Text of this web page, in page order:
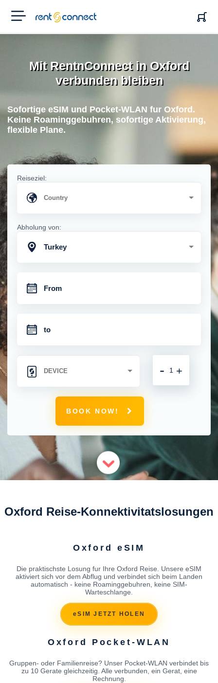
RENT'N
CONNECT
Mit RentnConnect in Oxford
verbunden bleiben
Sofortige eSIM und Pocket-WLAN fur Oxford.
Keine Roaminggebuhren, sofortige Aktivierung,
flexible Plane.
Reiseziel:
Abholung von:
Turkey
+
-
BOOK NOW!
Oxford Reise-Konnektivitatslosungen
Oxford eSIM
Die praktischste Losung fur Ihre Oxford Reise. Unsere eSIM
aktiviert sich vor dem Abflug und verbindet sich beim Landen
automatisch - keine Roaminggebuhren, keine SIM-
Warteschlange.
eSIM JETZT HOLEN
Oxford Pocket-WLAN
Gruppen- oder Familienreise? Unser Pocket-WLAN verbindet bis
zu 10 Gerate gleichzeitig. Alle verbunden, ein Gerat, eine
Rechnung.